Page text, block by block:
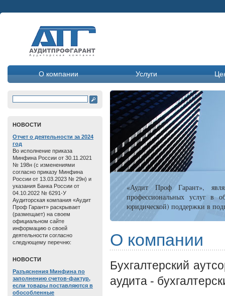
О компании Услуги
«Аудит Проф Гарант»,
профессиональных услуг в
юридической) поддержки в
О компании
Бухгалтерский
аудита -
HОВОСТИ
Отчет о дeятельнoсти зa 2024
год
Во исполнение приказа
Минфина России от 30.11.2021
№ 198н (с изменениями
согласно приказу Минфина
России от 13.03.2023 № 29н) и
указания Банка России от
04.10.2022 № 6291-У
Аудиторская компания «Аудит
Проф Гарант» раскрывает
(размещает) на своем
официальном сайте
информацию о своей
деятельности согласно
следующему перечню:
HОВОСТИ
Разъяснения Минфина по
заполнению счетов-фактур,
если товары поставляются в
обособленные